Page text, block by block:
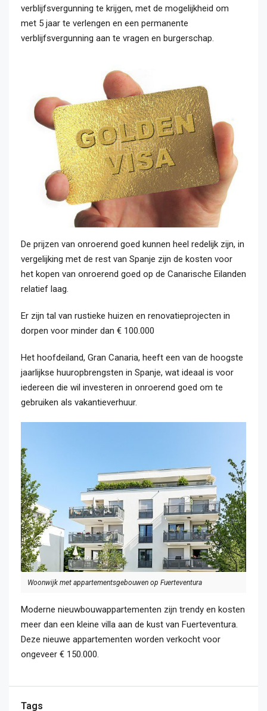
verblijfsvergunning te krijgen, met de mogelijkheid om
met 5 jaar te verlengen en een permanente
verblijfsvergunning aan te vragen en burgerschap.
De prijzen van onroerend goed kunnen heel redelijk zijn, in
vergelijking met de rest van Spanje zijn de kosten voor
het kopen van onroerend goed op de Canarische Eilanden
relatief laag.
Er zijn tal van rustieke huizen en renovatieprojecten in
dorpen voor minder dan € 100.000
Het hoofdeiland, Gran Canaria, heeft een van de hoogste
jaarlijkse huuropbrengsten in Spanje, wat ideaal is voor
iedereen die wil investeren in onroerend goed om te
gebruiken als vakantieverhuur.
Woonwijk met appartementsgebouwen op Fuerteventura
Moderne nieuwbouwappartementen zijn trendy en kosten
meer dan een kleine villa aan de kust van Fuerteventura.
Deze nieuwe appartementen worden verkocht voor
ongeveer € 150.000.
Tags